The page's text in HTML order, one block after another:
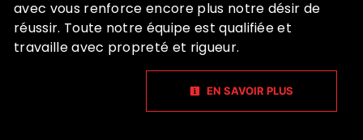
avec vous renforce encore plus notre désir de
réussir. Toute notre équipe est qualifiée et
travaille avec propreté et rigueur.
EN SAVOIR PLUS